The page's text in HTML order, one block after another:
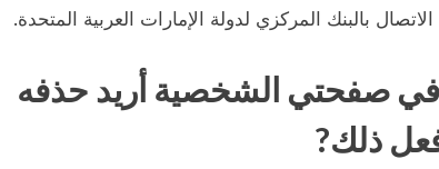
بالبنك المركزي لدولة الإمارات العربية المتحدة.
صفحتي الشخصية أريد حذفه
ذلك?